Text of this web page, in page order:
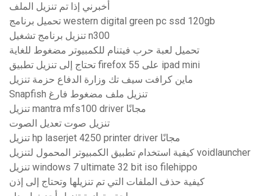
أخبرني إذا تم تنزيل الملف
تحميل برنامج western digital green pc ssd 120gb
تنزيل برنامج تشغيل n300
تحميل لعبة حرب فيتنام للكمبيوتر مضغوط للغاية
تحتاج إلى تنزيل تطبيق firefox 55 على ipad mini
ماين كرافت سيف تك وزارة الدفاع حزمة تنزيل
Snapfish تنزيل ملف مضغوط فارغ
تنزيل mantra mfs100 driver مجانًا
تنزيل صوت تعديل الصوت
تنزيل hp laserjet 4250 printer driver مجانًا
كيفية استخدام تطبيق الكمبيوتر المحمول لتنزيل voidlauncher
تنزيل windows 7 ultimate 32 bit iso filehippo
كيفية حذف الملفات التي تم تنزيلها وتحتاج إلى إذن